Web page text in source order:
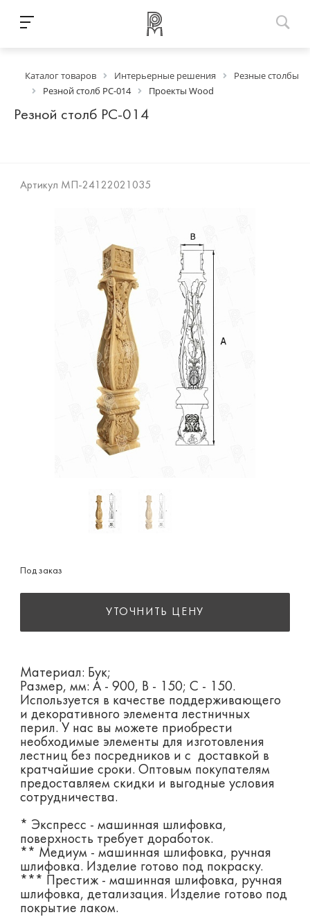
Каталог товаров Интерьерные решения
Резные столбы
Резной столб РС-014
Проекты Wood
Резной столб РС-014
Артикул МП-24122021035
Под заказ
УТОЧНИТЬ ЦЕНУ
Материал: Бук;
Размер, мм: А - 900, B - 150; С - 150.
Используется в качестве поддерживающего
и декоративного элемента лестничных
перил. У нас вы можете приобрести
необходимые элементы для изготовления
лестниц без посредников и с доставкой в
кратчайшие сроки. Оптовым покупателям
предоставляем скидки и выгодные условия
сотрудничества.
* Экспресс - машинная шлифовка,
поверхность требует доработок.
** Медиум - машинная шлифовка, ручная
шлифовка. Изделие готово под покраску.
*** Престиж - машинная шлифовка, ручная
шлифовка, детализация. Изделие готово под
покрытие лаком.